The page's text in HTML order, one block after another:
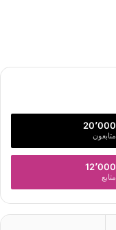
20٬000
متابعون
12٬000
متابع